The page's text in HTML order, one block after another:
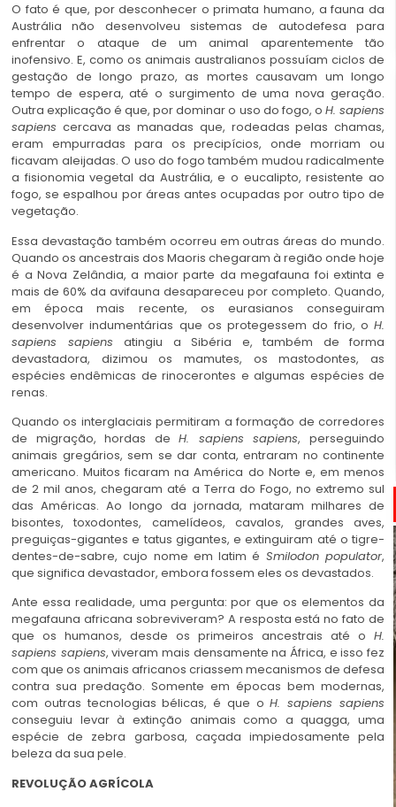
O fato é que, por desconhecer o primata humano, a fauna da
Austrália não desenvolveu sistemas de autodefesa para
enfrentar o ataque de um animal aparentemente tão
inofensivo. E, como os animais australianos possuíam ciclos de
gestação de longo prazo, as mortes causavam um longo
tempo de espera, até o surgimento de uma nova geração.
Outra explicação é que, por dominar o uso do fogo, o H. sapiens
sapiens cercava as manadas que, rodeadas pelas chamas,
eram empurradas para os precipícios, onde morriam ou
ficavam aleijadas. O uso do fogo também mudou radicalmente
a fisionomia vegetal da Austrália, e o eucalipto, resistente ao
fogo, se espalhou por áreas antes ocupadas por outro tipo de
vegetação.
Essa devastação também ocorreu em outras áreas do mundo.
Quando os ancestrais dos Maoris chegaram à região onde hoje
é a Nova Zelândia, a maior parte da megafauna foi extinta e
mais de 60% da avifauna desapareceu por completo. Quando,
em época mais recente, os eurasianos conseguiram
desenvolver indumentárias que os protegessem do frio, o H.
sapiens sapiens atingiu a Sibéria e, também de forma
devastadora, dizimou os mamutes, os mastodontes, as
espécies endêmicas de rinocerontes e algumas espécies de
renas.
Quando os interglaciais permitiram a formação de corredores
de migração, hordas deH. sapiens sapiens, perseguindo
animais gregários, sem se dar conta, entraram no continente
americano. Muitos ficaram na América do Norte e, em menos
de 2 mil anos, chegaram até a Terra do Fogo, no extremo sul
das Américas. Ao longo da jornada, mataram milhares de
bisontes, toxodontes, camelídeos, cavalos, grandes aves,
preguiças-gigantes e tatus gigantes, e extinguiram até o tigre-
dentes-de-sabre, cujo nome em latim é Smilodon populator,
que significa devastador, embora fossem eles os devastados.
Ante essa realidade, uma pergunta: por que os elementos da
megafauna africana sobreviveram? A resposta está no fato de
que os humanos, desde os primeiros ancestrais até o H.
sapiens sapiens, viveram mais densamente na África, e isso fez
com que os animais africanos criassem mecanismos de defesa
contra sua predação. Somente em épocas bem modernas,
com outras tecnologias bélicas, é que oH. sapiens sapiens
conseguiu levar à extinção animais como a quagga, uma
espécie de zebra garbosa, caçada impiedosamente pela
beleza da sua pele.
REVOLUÇÃO AGRÍCOLA